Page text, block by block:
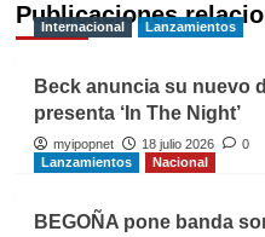
Publicaciones
Internacional Lanzamientos
Beck anuncia su nuevo
presenta ‘In The Night’
myipopnet 18 julio 2026
0
Lanzamientos
Nacional
BEGOÑA pone banda